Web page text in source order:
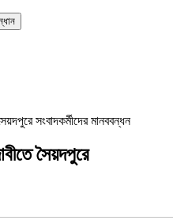
সংবাদকর্মীদের মানববন্ধন
সৈয়দপুরে